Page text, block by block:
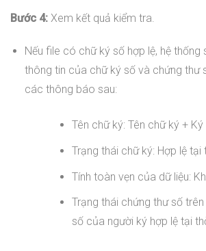
Bước 4: Xem kết quả kiểm tra.
Nếu file có chữ ký số hợp lệ, hệ thống
thông tin của chữ ký số và chứng thư
các thông báo sau:
Tên chữ ký: Tên chữ ký +
Trạng thái chữ ký: Hợp lệ
Tính toàn vẹn của dữ liệu:
Trạng thái chứng thư số
số của người ký hợp lệ tại